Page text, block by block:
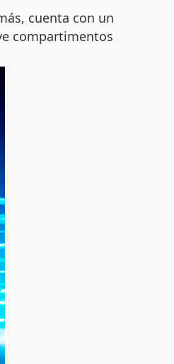
cuenta con un
compartimentos